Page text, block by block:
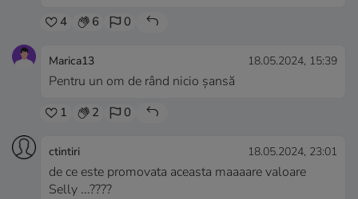
4 6 0
Marica13 18.05.2024, 15:39
Pentru un om de rând nicio șansă
1 2 0
ctintiri 18.05.2024, 23:01
de ce este promovata aceasta maaaare valoare
Selly ...????